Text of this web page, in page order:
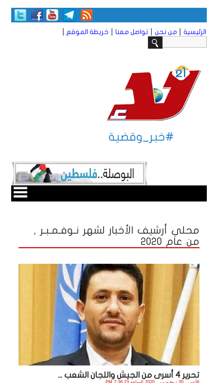
الرئيسية من نحن تواصل معنا خريطة الموقع
#خبر_وقضية
محلي أرشيف الأخبار لشهر نـوفـمـبـر ,
من عام 2020
تحرير 4 أسرى من الجيش واللجان الشعب ...
الأثنين , 30 نـوفـمـبـر , 2020 الساعة 7:36:23 PM